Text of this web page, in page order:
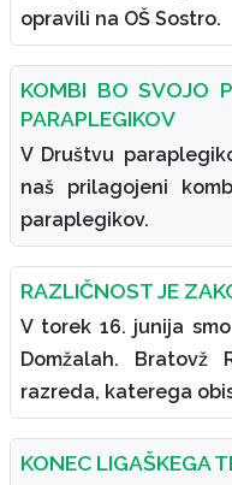
opravili na OŠ Sostro.
KOMBI BO SVOJO
PARAPLEGIKOV
V Društvu
naš prilagojeni
paraplegikov.
RAZLIČNOST JE
V torek 16. junija
Domžalah. Bratovž
razreda, katerega
KONEC LIGAŠKEGA